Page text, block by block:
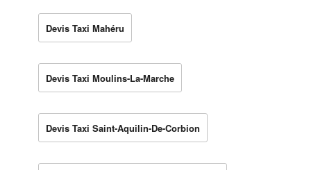
Devis Taxi Mahéru
Devis Taxi Moulins-La-Marche
Devis Taxi Saint-Aquilin-De-Corbion